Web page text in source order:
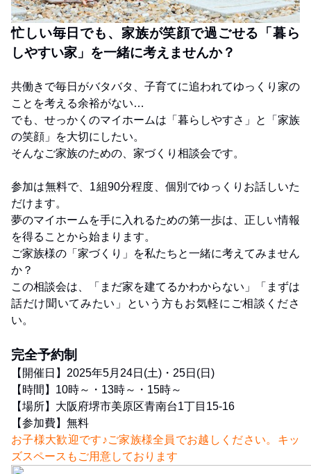
忙しい毎日でも、家族が笑顔で過ごせる「暮ら
しやすい家」を一緒に考えませんか？
共働きで毎日がバタバタ、子育てに追われてゆっくり家の
ことを考える余裕がない…
でも、せっかくのマイホームは「暮らしやすさ」と「家族
の笑顔」を大切にしたい。
そんなご家族のための、家づくり相談会です。
参加は無料で、1組90分程度、個別でゆっくりお話しいた
だけます。
夢のマイホームを手に入れるための第一歩は、正しい情報
を得ることから始まります。
ご家族様の「家づくり」を私たちと一緒に考えてみません
か？
この相談会は、「まだ家を建てるかわからない」「まずは
話だけ聞いてみたい」という方もお気軽にご相談くださ
い。
完全予約制
【開催日】2025年5月24日(土)・25日(日)
【時間】10時～・13時～・15時～
【場所】大阪府堺市美原区青南台1丁目15-16
【参加費】無料
お子様大歓迎です♪ご家族様全員でお越しください。キッ
ズスペースもご用意しております